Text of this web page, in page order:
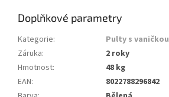
Doplňkové parametry
Kategorie:
Pulty s vaničkou
Záruka:
2 roky
Hmotnost:
48 kg
EAN:
8022788296842